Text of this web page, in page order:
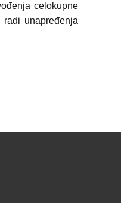
celokupne
unapređenja